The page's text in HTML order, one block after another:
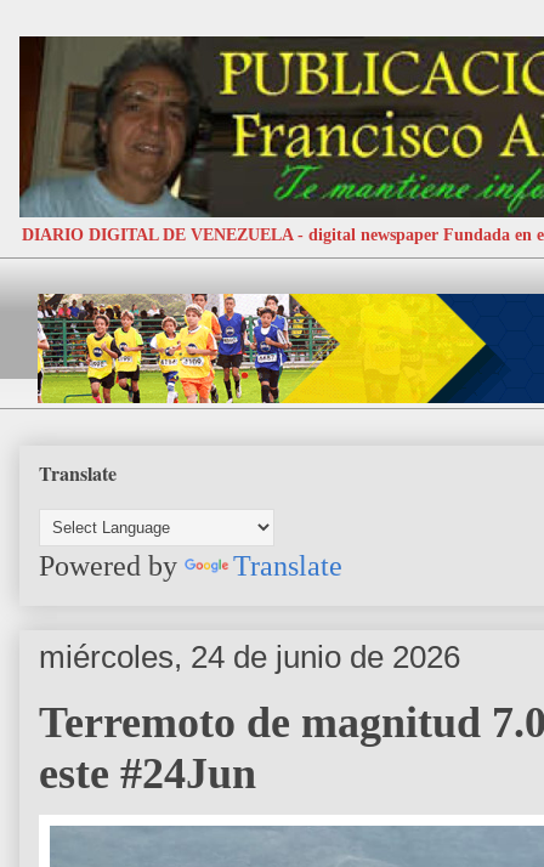
DIARIO DIGITAL DE VENEZUELA - digital newspaper Fundada en
Translate
Powered by Translate
miércoles, 24 de junio de 2026
Terremoto de magnitud
este #24Jun